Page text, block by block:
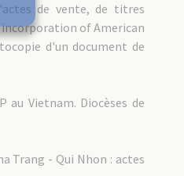
de vente, de titres
of American
d'un document de
au Vietnam. Diocèses de
Trang - Qui Nhon : actes